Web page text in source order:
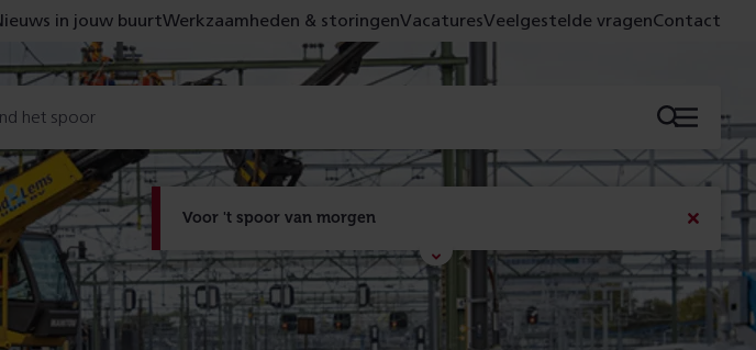
Voor 't spoor van morgen
Met de campagne 'Voor 't spoor naar morgen' laten
we zien wat er vandaag gebeurt en wat dat -
figuurlijk gezien - morgen oplevert.
Bericht
sluiten
in jouw buurtWerkzaamheden & storingenVacaturesVeelgestelde vragenContact
het spoor Menu